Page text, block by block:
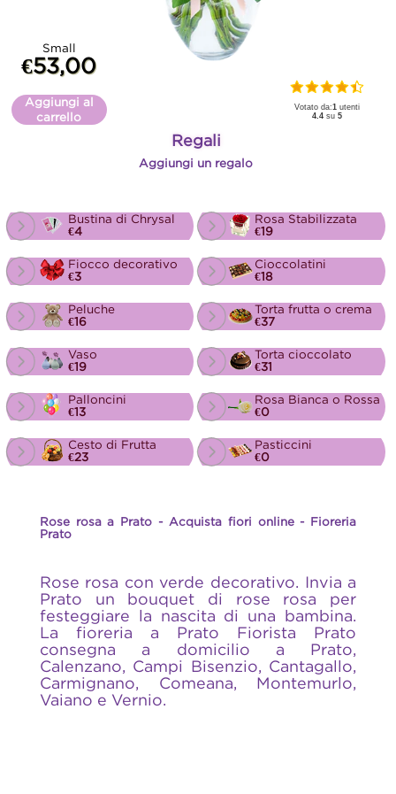
Small
€53,00
Aggiungi al
carrello
Votato da:1 utenti
4.4 su5
Regali
Aggiungi un regalo
Bustina di Chrysal
€4
Fiocco decorativo
€3
Peluche
€16
Vaso
€19
Palloncini
€13
Cesto di Frutta
€23
Rosa Stabilizzata
€19
Cioccolatini
€18
Torta frutta o crema
€37
Torta cioccolato
€31
Rosa Bianca o Rossa
€0
Pasticcini
€0
Rose rosa a Prato - Acquista fiori online - Fioreria
Prato
Rose rosa con verde decorativo. Invia a
Prato un bouquet di rose rosa per
festeggiare la nascita di una bambina.
La fioreria a Prato Fiorista Prato
consegna a domicilio a Prato,
Calenzano, Campi Bisenzio, Cantagallo,
Carmignano, Comeana, Montemurlo,
Vaiano e Vernio.